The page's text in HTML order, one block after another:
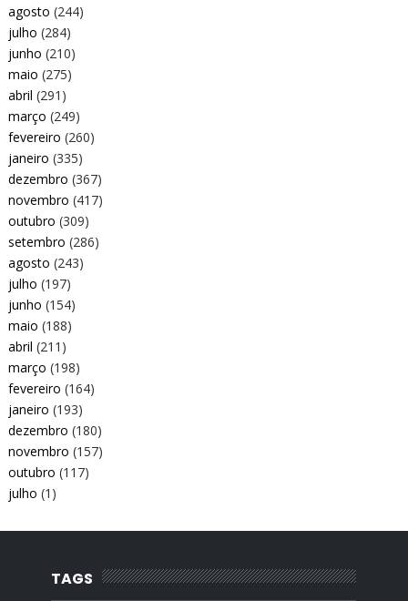
agosto (244)
julho (284)
junho (210)
maio (275)
abril (291)
março (249)
fevereiro (260)
janeiro (335)
dezembro (367)
novembro (417)
outubro (309)
setembro (286)
agosto (243)
julho (197)
junho (154)
maio (188)
abril (211)
março (198)
fevereiro (164)
janeiro (193)
dezembro (180)
novembro (157)
outubro (117)
julho (1)
TAGS